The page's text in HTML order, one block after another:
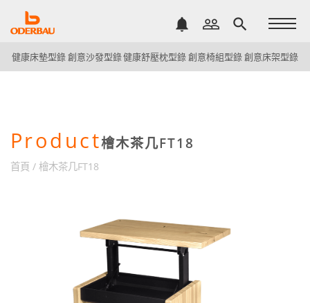
notifications people_outline search
健康床墊型錄創意沙發型錄健康舒壓枕型錄創意椅組型錄創意床架型錄
Product檜木茶几FT18
首頁 / 檜木茶几FT18